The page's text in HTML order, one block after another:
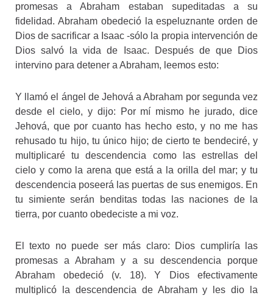
promesas a Abraham estaban supeditadas a su
fidelidad. Abraham obedeció la espeluznante orden de
Dios de sacrificar a Isaac -sólo la propia intervención de
Dios salvó la vida de Isaac. Después de que Dios
intervino para detener a Abraham, leemos esto:
Y llamó el ángel de Jehová a Abraham por segunda vez
desde el cielo, y dijo: Por mí mismo he jurado, dice
Jehová, que por cuanto has hecho esto, y no me has
rehusado tu hijo, tu único hijo; de cierto te bendeciré, y
multiplicaré tu descendencia como las estrellas del
cielo y como la arena que está a la orilla del mar; y tu
descendencia poseerá las puertas de sus enemigos. En
tu simiente serán benditas todas las naciones de la
tierra, por cuanto obedeciste a mi voz.
El texto no puede ser más claro: Dios cumpliría las
promesas a Abraham y a su descendencia porque
Abraham obedeció (v. 18). Y Dios efectivamente
multiplicó la descendencia de Abraham y les dio la